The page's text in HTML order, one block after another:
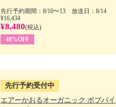
先行予約期間：8/10〜13 放送日：8/14
¥16,434
¥8,480(税込)
48%OFF
先行予約受付中
エアーかおるオーガニック ボブパイ